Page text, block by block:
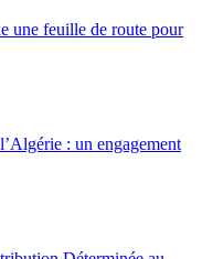
une feuille de route pour
: un engagement